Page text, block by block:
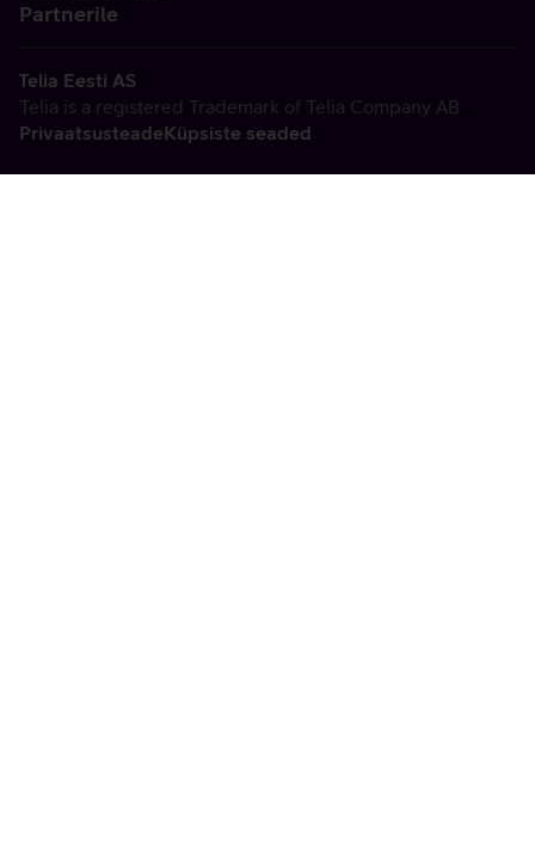
Partnerile
Telia Eesti AS
Telia is a registered Trademark of Telia Company AB
PrivaatsusteadeKüpsiste seaded